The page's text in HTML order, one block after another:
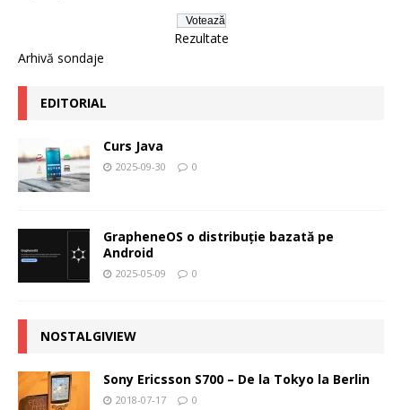
Rezultate
Arhivă sondaje
EDITORIAL
Curs Java
2025-09-30 0
GrapheneOS o distribuție bazată pe
Android
2025-05-09 0
NOSTALGIVIEW
Sony Ericsson S700 – De la Tokyo la Berlin
2018-07-17 0